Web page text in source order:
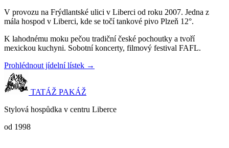
V provozu na Frýdlantské ulici v Liberci od roku 2007. Jedna z
mála hospod v Liberci, kde se točí tankové pivo Plzeň 12°.
K lahodnému moku pečou tradiční české pochoutky a tvoří
mexickou kuchyni. Sobotní koncerty, filmový festival FAFL.
Prohlédnout jídelní lístek →
TATÁŽ PAKÁŽ
Stylová hospůdka v centru Liberce
od 1998